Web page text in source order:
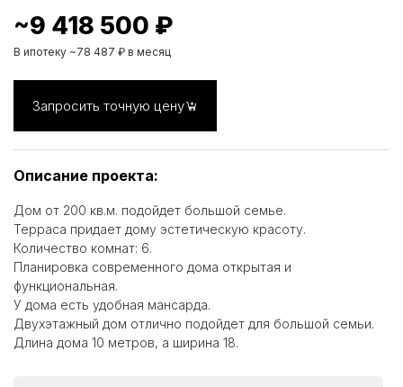
~9 418 500 ₽
В ипотеку ~78 487 ₽ в месяц
Запросить точную цену
Описание проекта:
Дом от 200 кв.м. подойдет большой семье.
Терраса придает дому эстетическую красоту.
Количество комнат: 6.
Планировка современного дома открытая и
функциональная.
У дома есть удобная мансарда.
Двухэтажный дом отлично подойдет для большой семьи.
Длина дома 10 метров, а ширина 18.